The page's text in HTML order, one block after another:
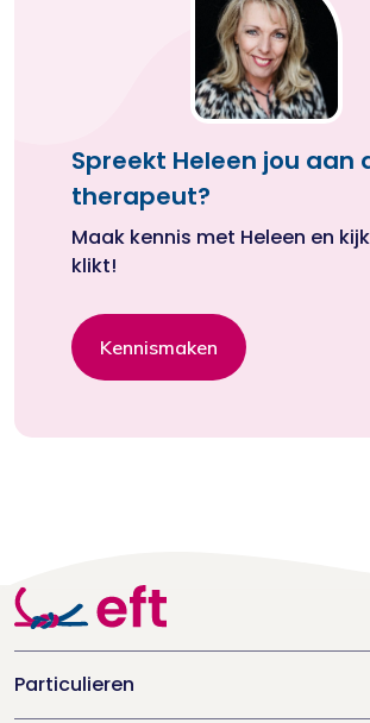
Spreekt Heleen jou aan
therapeut?
Maak kennis met Heleen en
klikt!
Kennismaken
Particulieren